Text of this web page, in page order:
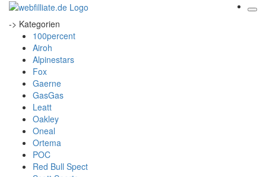
-> Kategorien
100percent
Airoh
Alpinestars
Fox
Gaerne
GasGas
Leatt
Oakley
Oneal
Ortema
POC
Red Bull Spect